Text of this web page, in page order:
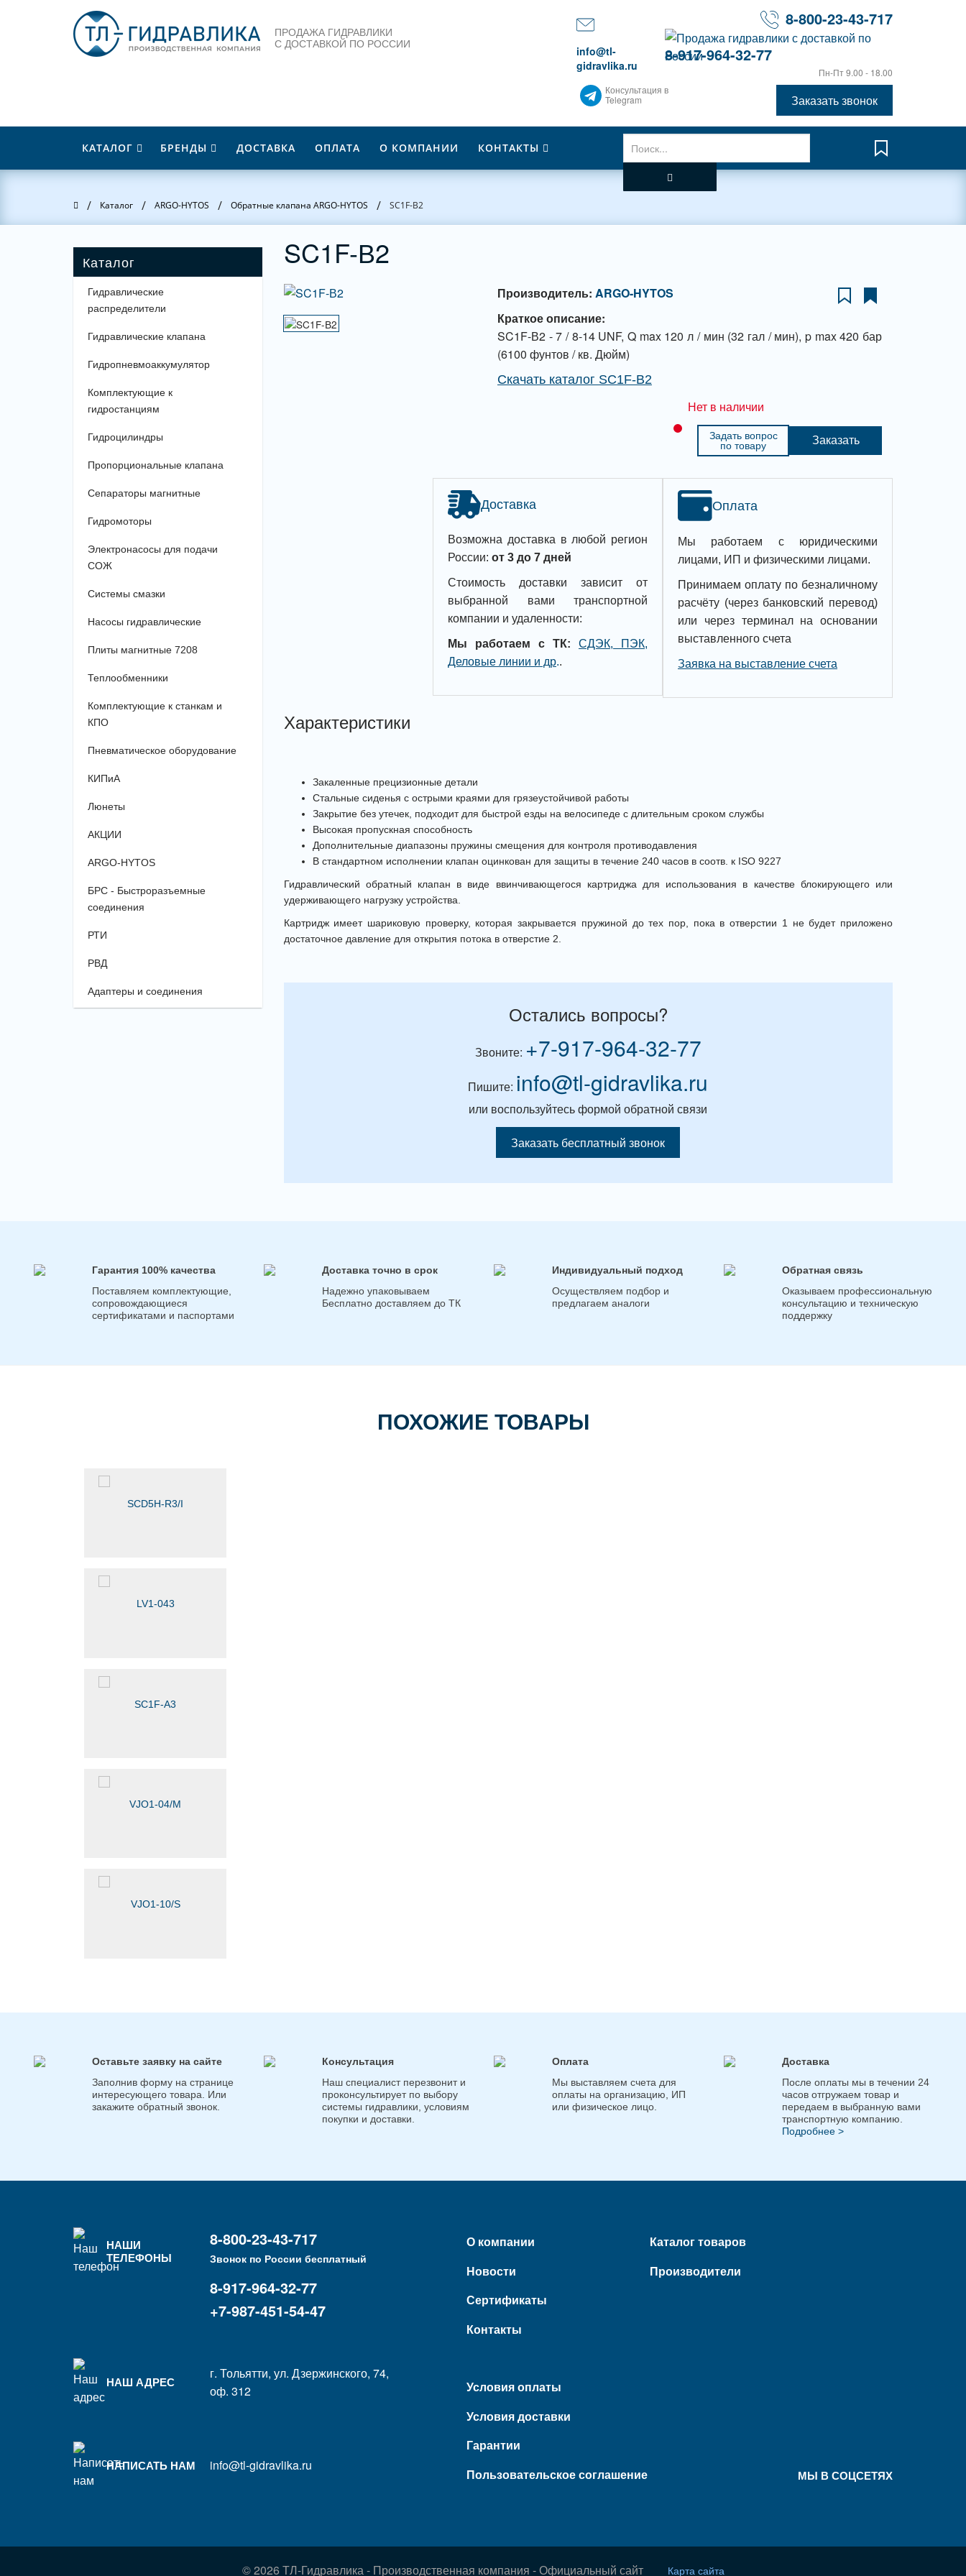
ПРОДАЖА ГИДРАВЛИКИ
С ДОСТАВКОЙ ПО РОССИИ
info@tl-
gidravlika.ru
8-800-23-43-717
8-917-964-32-77
Пн-Пт 9.00 - 18.00
Консультация в
Telegram
Заказать звонок
КАТАЛОГ БРЕНДЫ ДОСТАВКА ОПЛАТА О КОМПАНИИ КОНТАКТЫ
Главная
/ Каталог / ARGO-HYTOS / Обратные клапана ARGO-HYTOS / SC1F-В2
Гидравлические
распределители
Гидравлические клапана
Гидропневмоаккумулятор
Комплектующие к
гидростанциям
Гидроцилиндры
Пропорциональные клапана
Сепараторы магнитные
Гидромоторы
Электронасосы для подачи
СОЖ
Системы смазки
Насосы гидравлические
Плиты магнитные 7208
Теплообменники
Комплектующие к станкам и
КПО
Пневматическое оборудование
КИПиА
Люнеты
АКЦИИ
ARGO-HYTOS
БРС - Быстроразъемные
соединения
РТИ
РВД
Адаптеры и соединения
SC1F-В2
Производитель: ARGO-HYTOS
Краткое описание:
SC1F-В2 - 7 / 8-14 UNF, Q max 120 л / мин (32 гал / мин), p max 420 бар
(6100 фунтов / кв. Дюйм)
Скачать каталог SC1F-В2
Нет в наличии
Задать вопрос
по товару
Заказать
Оплата
Мы работаем с юридическими
лицами, ИП и физическими лицами.
Принимаем оплату по безналичному
расчёту (через банковский перевод)
или через терминал на основании
выставленного счета
Заявка на выставление счета
Доставка
Возможна доставка в любой регион
России: от 3 до 7 дней
Стоимость доставки зависит от
выбранной вами транспортной
компании и удаленности:
Мы работаем с ТК:
СДЭК, ПЭК,
Деловые линии и др..
Характеристики
Закаленные прецизионные детали
Стальные сиденья с острыми краями для грязеустойчивой работы
Закрытие без утечек, подходит для быстрой езды на велосипеде с длительным сроком службы
Высокая пропускная способность
Дополнительные диапазоны пружины смещения для контроля противодавления
В стандартном исполнении клапан оцинкован для защиты в течение 240 часов в соотв. к ISO 9227
Гидравлический обратный клапан в виде ввинчивающегося картриджа для использования в качестве блокирующего или
удерживающего нагрузку устройства.
Картридж имеет шариковую проверку, которая закрывается пружиной до тех пор, пока в отверстии 1 не будет приложено
достаточное давление для открытия потока в отверстие 2.
Остались вопросы?
Звоните: +7-917-964-32-77
Пишите: info@tl-gidravlika.ru
или воспользуйтесь формой обратной связи
Заказать бесплатный звонок
Гарантия 100% качества
Поставляем комплектующие,
сопровождающиеся
сертификатами и паспортами
Доставка точно в срок
Надежно упаковываем
Бесплатно доставляем до ТК
Индивидуальный подход
Осуществляем подбор и
предлагаем аналоги
Обратная связь
Оказываем профессиональную
консультацию и техническую
поддержку
ПОХОЖИЕ ТОВАРЫ
SCD5H-R3/I
LV1-043
SC1F-A3
VJO1-04/М
VJO1-10/S
Оставьте заявку на сайте
Заполнив форму на странице
интересующего товара. Или
закажите обратный звонок.
Консультация
Наш специалист перезвонит и
проконсультирует по выбору
системы гидравлики, условиям
покупки и доставки.
Оплата
Мы выставляем счета для
оплаты на организацию, ИП
или физическое лицо.
Доставка
После оплаты мы в течении 24
часов отгружаем товар и
передаем в выбранную вами
транспортную компанию.
Подробнее >
НАШИ
ТЕЛЕФОНЫ
8-800-23-43-717
Звонок по России бесплатный
8-917-964-32-77
+7-987-451-54-47
НАШ АДРЕС
г. Тольятти, ул. Дзержинского, 74,
оф. 312
НАПИСАТЬ НАМ info@tl-gidravlika.ru
О компании
Новости
Сертификаты
Контакты
Условия оплаты
Условия доставки
Гарантии
Пользовательское соглашение
Каталог товаров
Производители
МЫ В СОЦСЕТЯХ
© 2026 ТЛ-Гидравлика - Производственная компания - Официальный сайт Карта сайта